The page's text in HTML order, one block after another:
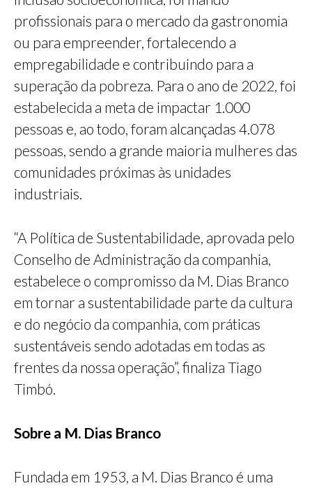
profissionais para o mercado da gastronomia
ou para empreender, fortalecendo a
empregabilidade e contribuindo para a
superação da pobreza. Para o ano de 2022, foi
estabelecida a meta de impactar 1.000
pessoas e, ao todo, foram alcançadas 4.078
pessoas, sendo a grande maioria mulheres das
comunidades próximas às unidades
industriais.
“A Política de Sustentabilidade, aprovada pelo
Conselho de Administração da companhia,
estabelece o compromisso da M. Dias Branco
em tornar a sustentabilidade parte da cultura
e do negócio da companhia, com práticas
sustentáveis sendo adotadas em todas as
frentes da nossa operação”, finaliza Tiago
Timbó.
Sobre a M. Dias Branco
Fundada em 1953, a M. Dias Branco é uma